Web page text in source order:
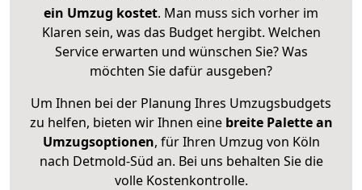
ein Umzug kostet. Man muss sich vorher im
Klaren sein, was das Budget hergibt. Welchen
Service erwarten und wünschen Sie? Was
möchten Sie dafür ausgeben?
Um Ihnen bei der Planung Ihres Umzugsbudgets
zu helfen, bieten wir Ihnen eine breite Palette an
Umzugsoptionen, für Ihren Umzug von Köln
nach Detmold-Süd an. Bei uns behalten Sie die
volle Kostenkontrolle.